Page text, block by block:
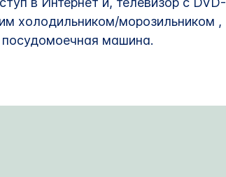
холодильником/морозильником ,
машина.